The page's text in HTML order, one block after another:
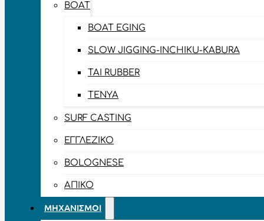
BOAT
BOAT EGING
SLOW JIGGING-INCHIKU-KABURA
TAI RUBBER
TENYA
SURF CASTING
ΕΓΓΛΈΖΙΚΟ
BOLOGNESE
ΑΠΊΚΟ
ΜΗΧΑΝΙΣΜΟΊ